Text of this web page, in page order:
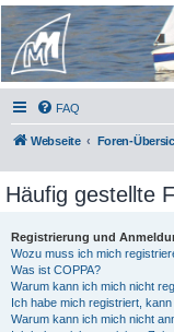
Micro Magic
Deutschland
FAQ
Webseite Foren-
Häufig gestellte
Registrierung und
Wozu muss ich mich
Was ist COPPA?
Warum kann ich mich nicht
Ich habe mich registriert,
Warum kann ich mich nicht